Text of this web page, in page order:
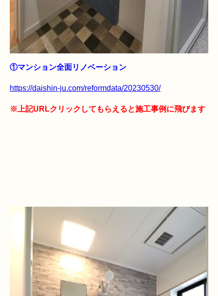
①マンション全面リノベーション
https://daishin-ju.com/reformdata/20230530/
※上記URLクリックしてもらえると施工事例に飛びます